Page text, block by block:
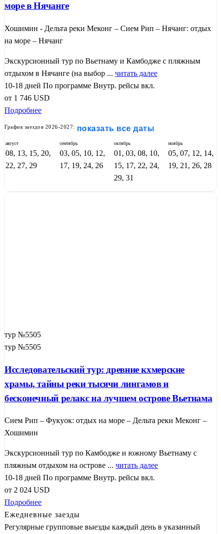
море в Нячанге
Хошимин - Дельта реки Меконг – Сием Рип – Нячанг: отдых
на море – Нячанг
Экскурсионный тур по Вьетнаму и Камбодже с пляжным
отдыхом в Нячанге (на выбор ... читать далее
10-18 дней По программе Внутр. рейсы вкл.
от 1 746 USD
Подробнее
График заездов 2026-2027: показать все даты
август
08, 13, 15, 20,
22, 27, 29
сентябрь
03, 05, 10, 12,
17, 19, 24, 26
октябрь
01, 03, 08, 10,
15, 17, 22, 24,
29, 31
ноябрь
05, 07, 12, 14,
19, 21, 26, 28
тур №5505
тур №5505
Исследовательский тур: древние кхмерские
храмы, тайны реки тысячи лингамов и
бесконечный релакс на лучшем острове Вьетнама
Сием Рип – Фукуок: отдых на море – Дельта реки Меконг –
Хошимин
Экскурсионный тур по Камбодже и южному Вьетнаму с
пляжным отдыхом на острове ... читать далее
10-18 дней По программе Внутр. рейсы вкл.
от 2 024 USD
Подробнее
Ежедневные заезды
Регулярные групповые выезды каждый день в указанный